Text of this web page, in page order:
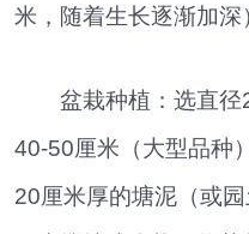
米，随着生长逐渐加深
盆栽种植：选直径
40-50厘米（大型品种
20厘米厚的塘泥（或